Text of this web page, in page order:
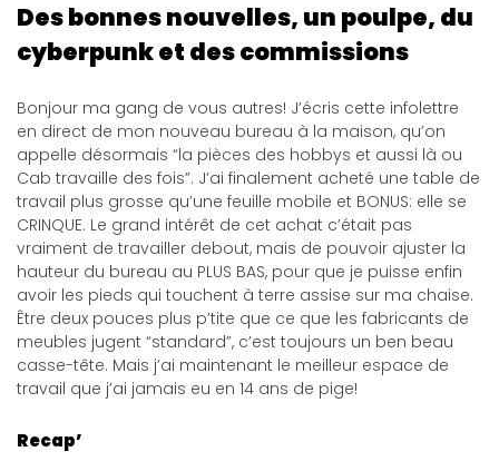
Des bonnes nouvelles, un poulpe, du
cyberpunk et des commissions
Bonjour ma gang de vous autres! J’écris cette infolettre
en direct de mon nouveau bureau à la maison, qu’on
appelle désormais “la pièces des hobbys et aussi là ou
Cab travaille des fois”. J’ai finalement acheté une table de
travail plus grosse qu’une feuille mobile et BONUS: elle se
CRINQUE. Le grand intérêt de cet achat c’était pas
vraiment de travailler debout, mais de pouvoir ajuster la
hauteur du bureau au PLUS BAS, pour que je puisse enfin
avoir les pieds qui touchent à terre assise sur ma chaise.
Être deux pouces plus p’tite que ce que les fabricants de
meubles jugent “standard”, c’est toujours un ben beau
casse-tête. Mais j’ai maintenant le meilleur espace de
travail que j’ai jamais eu en 14 ans de pige!
Recap’